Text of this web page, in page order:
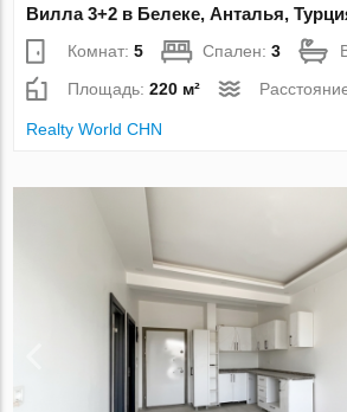
Вилла 3+2 в Белеке, Анталья,
Комнат:5 Спален:3
Площадь:220 м²
Realty World CHN